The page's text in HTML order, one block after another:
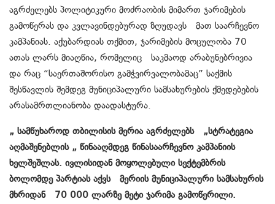
აგრძელებს პოლიტიკური მოძრაობის მიმართ ჯარიმების
გამოწერას და კვლავინდებურად ზღუდავს მათ საარჩევნო
კამპანიას. აქუბარდიას თქმით, ჯარიმების მოცულობა 70
ათას ლარს მიაღწია, რომელიც საკმაოდ არაბუნებრივია
და რაც “საერთაშორისო გამჭვირვალობამაც” საქმის
შესწავლის შემდეგ მუნიციპალური სამსახურების ქმედებების
არასამრთლიანობა დაადასტურა.
„ სამწუხაროდ თბილისის მერია აგრძელებს „სტრატეგია
აღმაშენებლის „ წინააღმდეგ წინასაარჩევნო კამპანიის
ხელშეშლას. ივლისიდან მოყოლებული სექტემბრის
ბოლომდე პარტიას აქვს მერიის მუნიციპალური სამსახურის
მხრიდან 70 000 ლარზე მეტი ჯარიმა გამოწერილი.